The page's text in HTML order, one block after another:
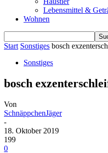
Lebensmittel &
Wohnen
Start Sonstiges bosch
Sonstiges
bosch
Von
SchnäppchenJäger
-
18. Oktober 2019
199
0